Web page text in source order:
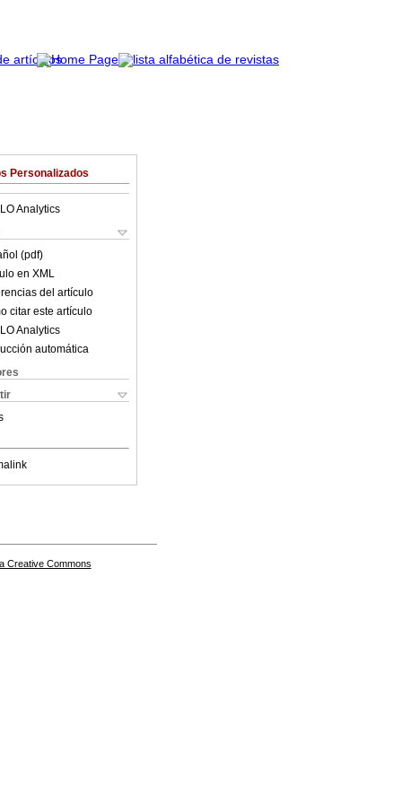
Personalizados
Analytics
(pdf)
en XML
del artículo
citar este artículo
Analytics
automática
Creative Commons